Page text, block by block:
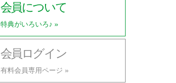
会員について
特典がいろいろ♪ »
会員ログイン
有料会員専用ページ »